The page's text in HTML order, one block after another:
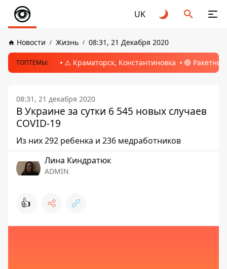
UK
Новости Жизнь 08:31, 21 Декабря 2020
ТОПТЕМЫ: ⚠️ Краматорск, Константиновка 🔴
08:31, 21 декабря 2020
В Украине за сутки 6 545 новых случаев
COVID-19
Из них 292 ребенка и 236 медработников
Лина Киндратюк
ADMIN
👍